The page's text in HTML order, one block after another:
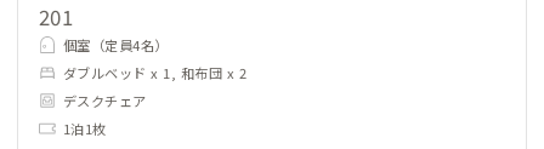
201
個室（定員4名）
ダブルベッド x 1, 和布団 x 2
デスクチェア
1泊1枚